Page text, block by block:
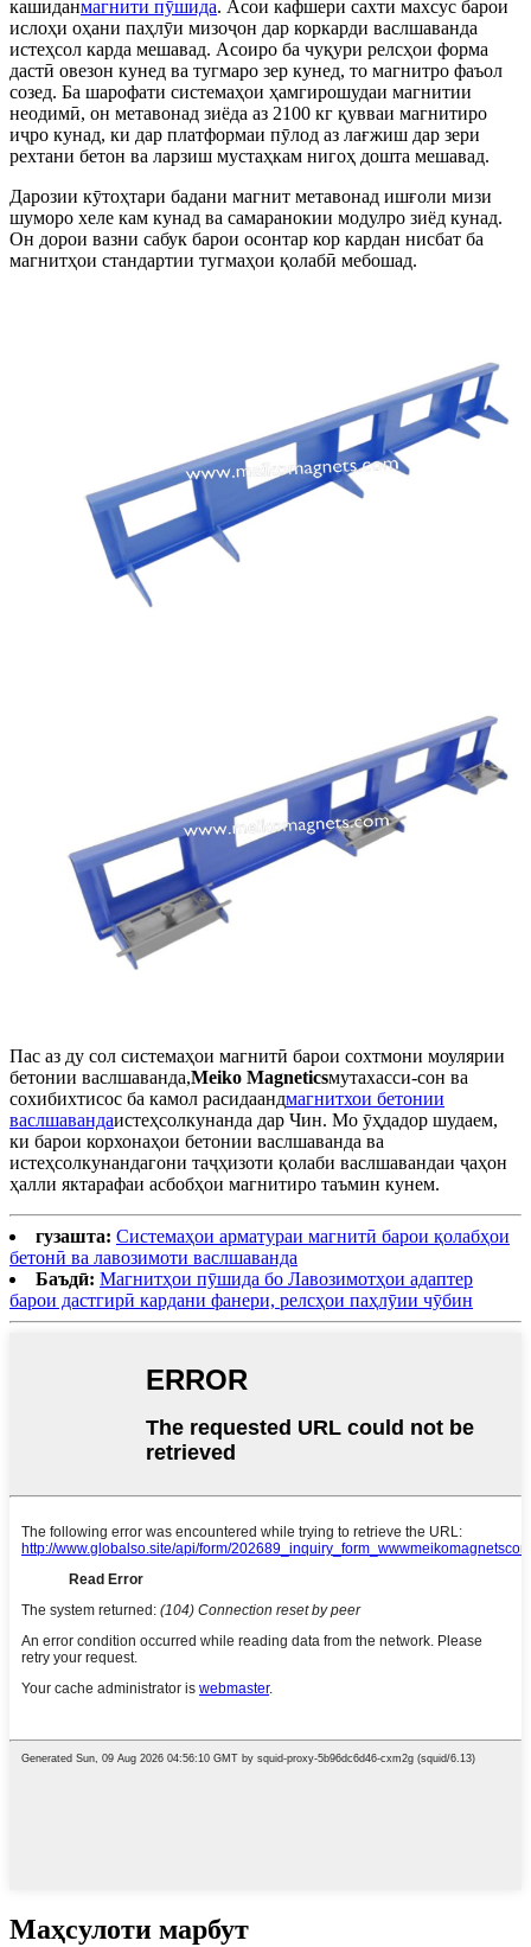
кашиданмагнити пӯшида. Асои кафшери сахти махсус барои
ислоҳи оҳани паҳлӯи мизоҷон дар коркарди васлшаванда
истеҳсол карда мешавад. Асоиро ба чуқури релсҳои форма
дастӣ овезон кунед ва тугмаро зер кунед, то магнитро фаъол
созед. Ба шарофати системаҳои ҳамгирошудаи магнитии
неодимӣ, он метавонад зиёда аз 2100 кг қувваи магнитиро
иҷро кунад, ки дар платформаи пӯлод аз лағжиш дар зери
рехтани бетон ва ларзиш мустаҳкам нигоҳ дошта мешавад.
Дарозии кӯтоҳтари бадани магнит метавонад ишғоли мизи
шуморо хеле кам кунад ва самаранокии модулро зиёд кунад.
Он дорои вазни сабук барои осонтар кор кардан нисбат ба
магнитҳои стандартии тугмаҳои қолабӣ мебошад.
Пас аз ду сол системаҳои магнитӣ барои сохтмони моулярии
бетонии васлшаванда,Meiko Magneticsмутахасси-сон ва
сохибихтисос ба камол расидаандмагнитхои бетонии
васлшавандаистеҳсолкунанда дар Чин. Мо ӯҳдадор шудаем,
ки барои корхонаҳои бетонии васлшаванда ва
истеҳсолкунандагони таҷҳизоти қолаби васлшавандаи ҷаҳон
ҳалли яктарафаи асбобҳои магнитиро таъмин кунем.
гузашта: Системаҳои арматураи магнитӣ барои қолабҳои
бетонӣ ва лавозимоти васлшаванда
Баъдӣ: Магнитҳои пӯшида бо Лавозимотҳои адаптер
барои дастгирӣ кардани фанери, релсҳои паҳлӯии чӯбин
Маҳсулоти марбут